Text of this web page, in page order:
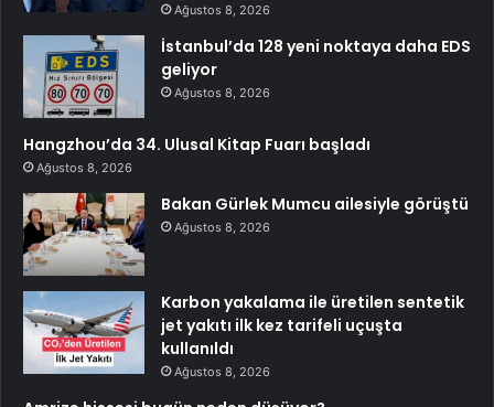
Ağustos 8, 2026
İstanbul’da 128 yeni noktaya daha EDS
geliyor
Ağustos 8, 2026
Hangzhou’da 34. Ulusal Kitap Fuarı başladı
Ağustos 8, 2026
Bakan Gürlek Mumcu ailesiyle görüştü
Ağustos 8, 2026
Karbon yakalama ile üretilen sentetik
jet yakıtı ilk kez tarifeli uçuşta
kullanıldı
Ağustos 8, 2026